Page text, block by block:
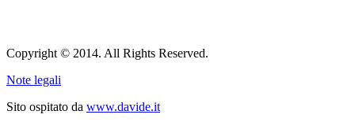
Copyright © 2014. All Rights Reserved.
Note legali
Sito ospitato da www.davide.it